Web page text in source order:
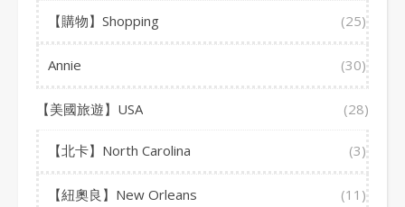
【購物】Shopping (25)
Annie (30)
【美國旅遊】USA (28)
【北卡】North Carolina (3)
【紐奧良】New Orleans (11)